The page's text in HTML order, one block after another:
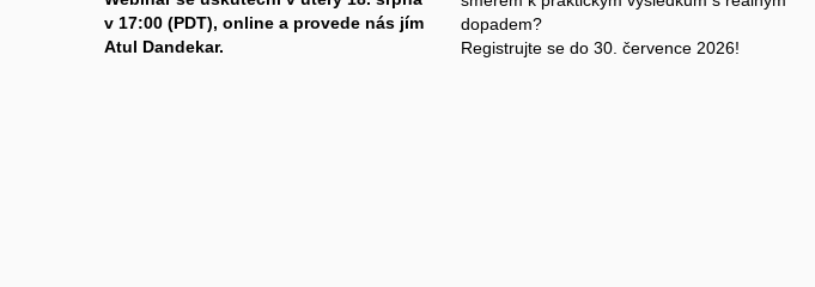
v 17:00 (PDT), online a provede nás jím
Atul Dandekar.
dopadem?
Registrujte se do 30. července 2026!